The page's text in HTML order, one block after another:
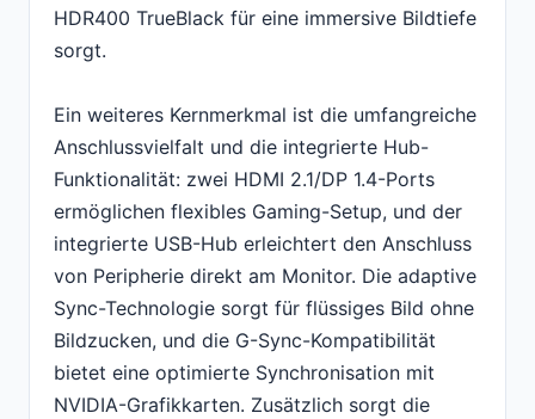
HDR400 TrueBlack für eine immersive Bildtiefe
sorgt.
Ein weiteres Kernmerkmal ist die umfangreiche
Anschlussvielfalt und die integrierte Hub-
Funktionalität: zwei HDMI 2.1/DP 1.4-Ports
ermöglichen flexibles Gaming-Setup, und der
integrierte USB-Hub erleichtert den Anschluss
von Peripherie direkt am Monitor. Die adaptive
Sync-Technologie sorgt für flüssiges Bild ohne
Bildzucken, und die G-Sync-Kompatibilität
bietet eine optimierte Synchronisation mit
NVIDIA-Grafikkarten. Zusätzlich sorgt die